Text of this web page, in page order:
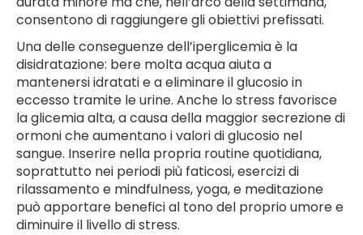
consentono di raggiungere gli obiettivi prefissati.
Una delle conseguenze dell’iperglicemia è la
disidratazione: bere molta acqua aiuta a
mantenersi idratati e a eliminare il glucosio in
eccesso tramite le urine. Anche lo stress favorisce
la glicemia alta, a causa della maggior secrezione di
ormoni che aumentano i valori di glucosio nel
sangue. Inserire nella propria routine quotidiana,
soprattutto nei periodi più faticosi, esercizi di
rilassamento e mindfulness, yoga, e meditazione
può apportare benefici al tono del proprio umore e
diminuire il livello di stress.